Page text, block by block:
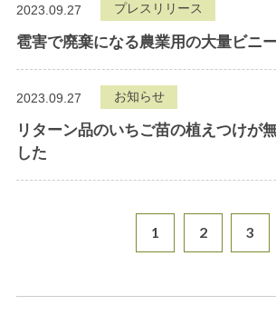
2023.09.27 プレスリリース
雹害で廃棄になる農業用の大量ビニ
2023.09.27 お知らせ
リターン品のいちご苗の植えつけが
した
1 2 3